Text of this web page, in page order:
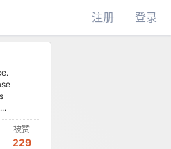
注册 登录
被赞
229